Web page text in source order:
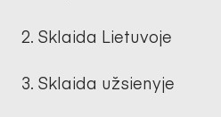
Sklaida Lietuvoje
Sklaida užsienyje